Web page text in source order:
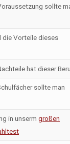
sollte
die Vorteile dieses
hat dieser
sollte man
in unserm großen